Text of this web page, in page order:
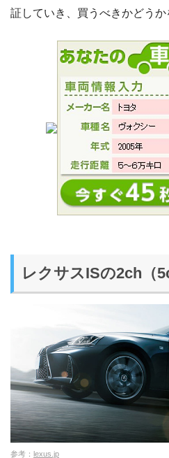
証していき、買うべきかどうか
レクサスISの2ch（
参考： lexus.jp